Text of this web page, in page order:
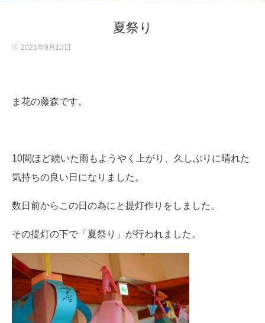
夏祭り
2021年9月13日
ま花の藤森です。
10間ほど続いた雨もようやく上がり、久しぶりに晴れた
気持ちの良い日になりました。
数日前からこの日の為にと提灯作りをしました。
その提灯の下で「夏祭り」が行われました。